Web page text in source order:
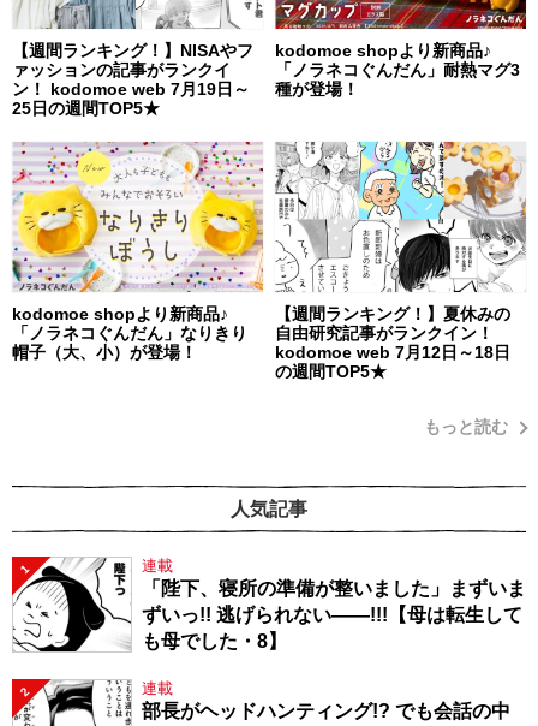
【週間ランキング！】NISAやフ
ァッションの記事がランクイ
ン！ kodomoe web 7月19日～
25日の週間TOP5★
kodomoe shopより新商品♪
「ノラネコぐんだん」耐熱マグ3
種が登場！
kodomoe shopより新商品♪
「ノラネコぐんだん」なりきり
帽子（大、小）が登場！
【週間ランキング！】夏休みの
自由研究記事がランクイン！
kodomoe web 7月12日～18日
の週間TOP5★
もっと読む
人気記事
1 連載
「陛下、寝所の準備が整いました」まずいま
ずいっ!! 逃げられない――!!!【母は転生して
も母でした・8】
2 連載
部長がヘッドハンティング!? でも会話の中